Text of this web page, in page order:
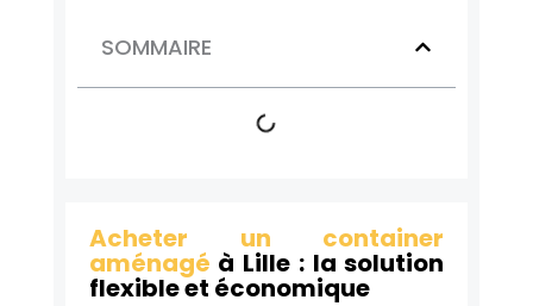
SOMMAIRE
Acheter un container
aménagé à Lille : la solution
flexible et économique